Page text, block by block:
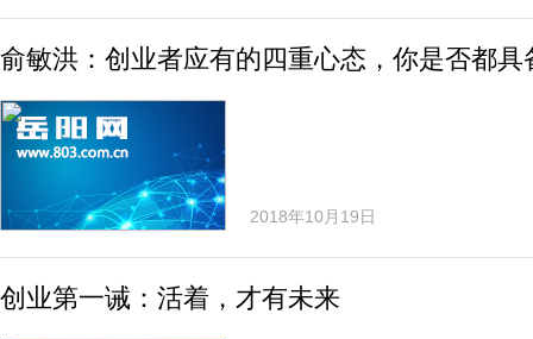
俞敏洪：创业者应有的四重心态，你是否都具
2018年10月19日
创业第一诫：活着，才有未来